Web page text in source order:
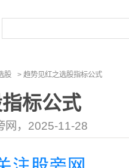
股 > 趋势见红之选股指标公式
标公式
网，2025-11-28